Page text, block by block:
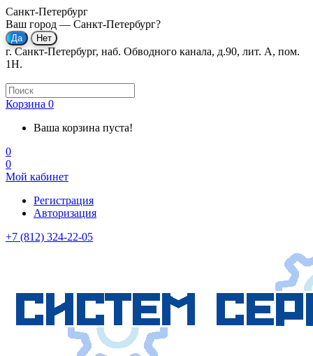
Санкт-Петербург
Ваш город — Санкт-Петербург?
г. Санкт-Петербург, наб. Обводного канала, д.90, лит. А, пом.
1Н.
Корзина 0
Ваша корзина пуста!
0
0
Мой кабинет
Регистрация
Авторизация
+7 (812) 324-22-05